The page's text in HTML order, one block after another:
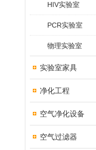
HIV实验室
PCR实验室
物理实验室
实验室家具
净化工程
空气净化设备
空气过滤器